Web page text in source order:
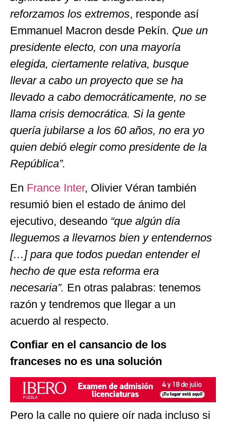
reforzamos los extremos, responde así
Emmanuel Macron desde Pekín. Que un
presidente electo, con una mayoría
elegida, ciertamente relativa, busque
llevar a cabo un proyecto que se ha
llevado a cabo democráticamente, no se
llama crisis democrática. Si la gente
quería jubilarse a los 60 años, no era yo
quien debió elegir como presidente de la
República”.
En France Inter, Olivier Véran también
resumió bien el estado de ánimo del
ejecutivo, deseando “que algún día
lleguemos a llevarnos bien y entendernos
[…] para que todos puedan entender el
hecho de que esta reforma era
necesaria”. En otras palabras: tenemos
razón y tendremos que llegar a un
acuerdo al respecto.
Confiar en el cansancio de los
franceses no es una solución
Pero la calle no quiere oír nada incluso si